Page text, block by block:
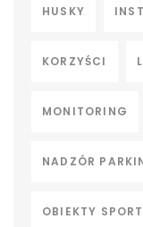
HUSKY
KORZYŚCI
MONITORING
NADZÓR
OBIEKTY